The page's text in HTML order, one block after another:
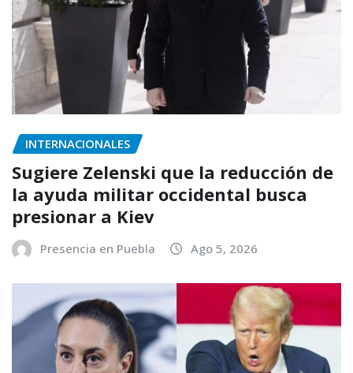
INTERNACIONALES
Sugiere Zelenski que la reducción de
la ayuda militar occidental busca
presionar a Kiev
Presencia en Puebla Ago 5, 2026